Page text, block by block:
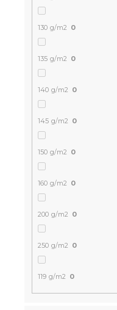
130 g/m2 0
135 g/m2 0
140 g/m2 0
145 g/m2 0
150 g/m2 0
160 g/m2 0
200 g/m2 0
250 g/m2 0
119 g/m2 0